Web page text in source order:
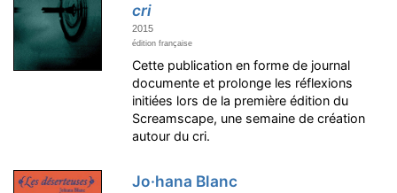
cri
2015
édition française
Cette publication en forme de journal
documente et prolonge les réflexions
initiées lors de la première édition du
Screamscape, une semaine de création
autour du cri.
Jo·hana Blanc